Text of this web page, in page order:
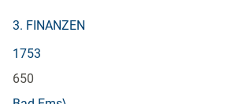
3. FINANZEN
1753
650